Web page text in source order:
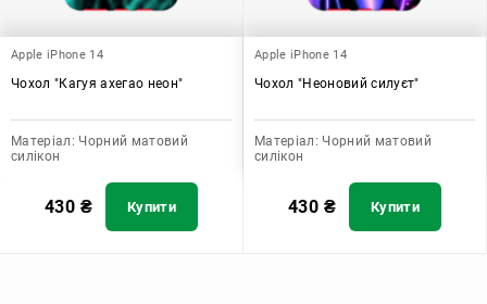
Apple iPhone 14
Чохол "Кагуя ахегао неон"
Матеріал: Чорний матовий
силікон
430 ₴ Купити
Apple iPhone 14
Чохол "Неоновий силуєт"
Матеріал: Чорний матовий
силікон
430 ₴ Купити